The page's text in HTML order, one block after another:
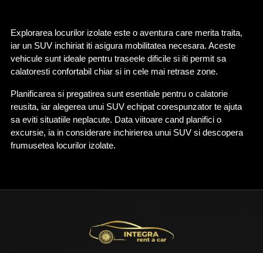
Explorarea locurilor izolate este o aventura care merita traita,
iar un SUV inchiriat iti asigura mobilitatea necesara. Aceste
vehicule sunt ideale pentru traseele dificile si iti permit sa
calatoresti confortabil chiar si in cele mai retrase zone.
Planificarea si pregatirea sunt esentiale pentru o calatorie
reusita, iar alegerea unui SUV echipat corespunzator te ajuta
sa eviti situatiile neplacute. Data viitoare cand planifici o
excursie, ia in considerare inchirierea unui SUV si descopera
frumusetea locurilor izolate.